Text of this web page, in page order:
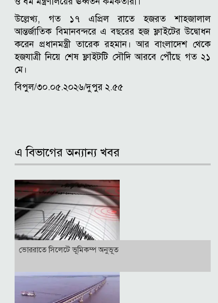
উল্লেখ্য, গত ১৭ এপ্রিল রাতে হজরত শাহজালাল
আন্তর্জাতিক বিমানবন্দরে এ বছরের হজ ফ্লাইটের উদ্বোধন
করেন প্রধানমন্ত্রী তারেক রহমান। আর বাংলাদেশ থেকে
হজযাত্রী নিয়ে শেষ ফ্লাইটটি সৌদি আরবে পৌঁছে গত ২১
মে।
বিপুল/৩০.০৫.২০২৬/দুপুর ২.৫৫
এ বিভাগের অন্যান্য খবর
ভোররাতে সিলেটে ভূমিকম্প অনুভূত